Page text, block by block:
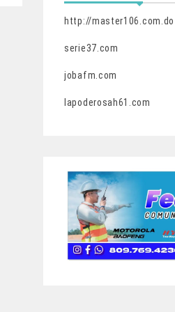
http://master106.com.do
serie37.com
jobafm.com
lapoderosah61.com